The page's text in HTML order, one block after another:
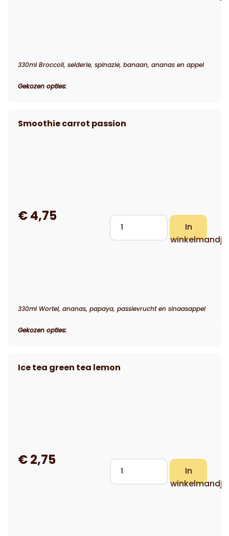
330ml Broccoli, selderie, spinazie, banaan, ananas en appel
Gekozen opties:
330ml Wortel, ananas, papaya, passievrucht en sinaasappel
Gekozen opties: